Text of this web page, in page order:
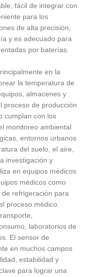
fácil de integrar con
para los
de alta precisión,
y es adecuado para
por baterías.
en la
la temperatura de
almacenes y
proceso de producción
cumplan con los
monitoreo ambiental
entornos urbanos
del suelo, el aire,
investigación y
en equipos médicos
médicos como
refrigeración para
proceso médico.
laboratorios de
El sensor de
en muchos campos
estabilidad y
para lograr una